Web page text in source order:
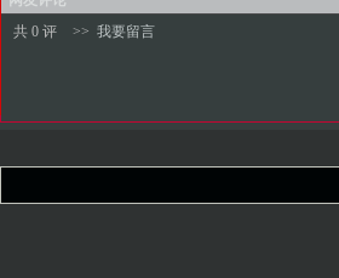
共 0 评
>> 我要留言